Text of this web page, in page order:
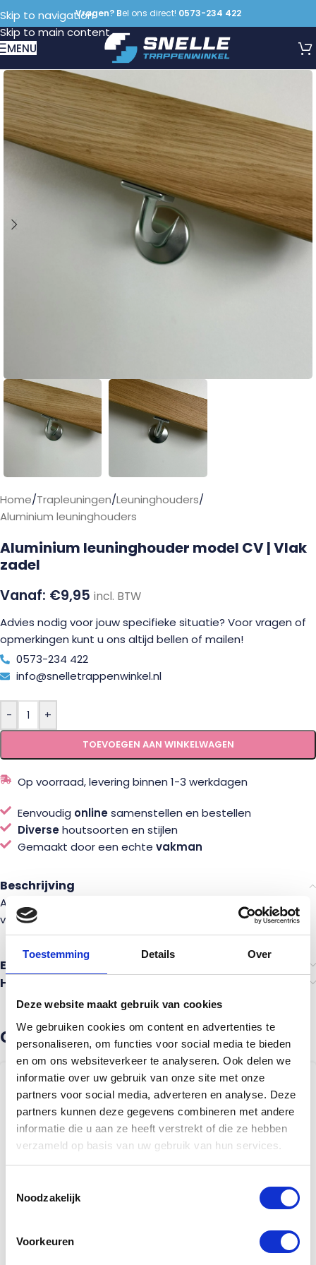
Toestemming Details Over
Deze website maakt gebruik van cookies
We gebruiken cookies om content en advertenties te
personaliseren, om functies voor social media te bieden
en om ons websiteverkeer te analyseren. Ook delen we
informatie over uw gebruik van onze site met onze
partners voor social media, adverteren en analyse. Deze
partners kunnen deze gegevens combineren met andere
informatie die u aan ze heeft verstrekt of die ze hebben
verzameld op basis van uw gebruik van hun services.
Noodzakelijk
Voorkeuren
Skip to navigation
Skip to main content
Vragen? Bel ons direct! 0573-234 422
MENU
Home/Trapleuningen/Leuninghouders/
Aluminium leuninghouders
Aluminium leuninghouder model CV | Vlak
zadel
€9,95 incl. BTW
Advies nodig voor jouw specifieke situatie? Voor vragen of
opmerkingen kunt u ons altijd bellen of mailen!
0573-234 422
info@snelletrappenwinkel.nl
- +
TOEVOEGEN AAN WINKELWAGEN
Op voorraad, levering binnen 1-3 werkdagen
Eenvoudig onlinesamenstellen en bestellen
Diversehoutsoorten en stijlen
Gemaakt door een echte vakman
Beschrijving
Aluminium leuninghouder voor vlakke trapleuningen zoals
vierkant of sleutelgatprofiel.
Ervaringen van anderen
Heb je advies nodig?
Gerelateerde producten